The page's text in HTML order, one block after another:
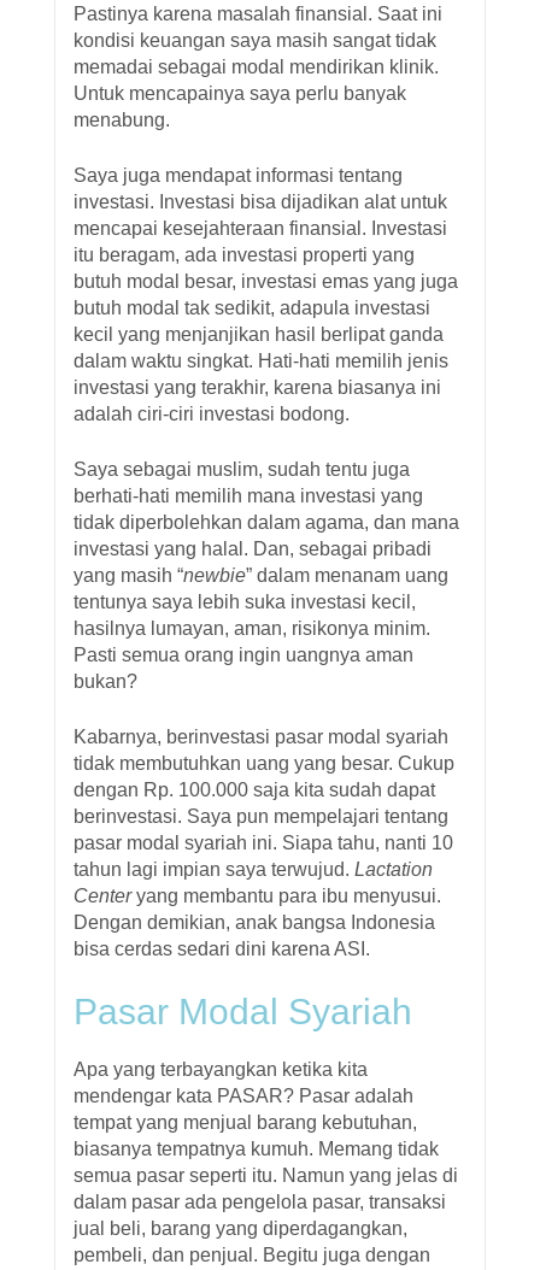
Pastinya karena masalah finansial. Saat ini
kondisi keuangan saya masih sangat tidak
memadai sebagai modal mendirikan klinik.
Untuk mencapainya saya perlu banyak
menabung.
Saya juga mendapat informasi tentang
investasi. Investasi bisa dijadikan alat untuk
mencapai kesejahteraan finansial. Investasi
itu beragam, ada investasi properti yang
butuh modal besar, investasi emas yang juga
butuh modal tak sedikit, adapula investasi
kecil yang menjanjikan hasil berlipat ganda
dalam waktu singkat. Hati-hati memilih jenis
investasi yang terakhir, karena biasanya ini
adalah ciri-ciri investasi bodong.
Saya sebagai muslim, sudah tentu juga
berhati-hati memilih mana investasi yang
tidak diperbolehkan dalam agama, dan mana
investasi yang halal. Dan, sebagai pribadi
yang masih “newbie” dalam menanam uang
tentunya saya lebih suka investasi kecil,
hasilnya lumayan, aman, risikonya minim.
Pasti semua orang ingin uangnya aman
bukan?
Kabarnya, berinvestasi pasar modal syariah
tidak membutuhkan uang yang besar. Cukup
dengan Rp. 100.000 saja kita sudah dapat
berinvestasi. Saya pun mempelajari tentang
pasar modal syariah ini. Siapa tahu, nanti 10
tahun lagi impian saya terwujud. Lactation
Centeryang membantu para ibu menyusui.
Dengan demikian, anak bangsa Indonesia
bisa cerdas sedari dini karena ASI.
Pasar Modal Syariah
Apa yang terbayangkan ketika kita
mendengar kata PASAR? Pasar adalah
tempat yang menjual barang kebutuhan,
biasanya tempatnya kumuh. Memang tidak
semua pasar seperti itu. Namun yang jelas di
dalam pasar ada pengelola pasar, transaksi
jual beli, barang yang diperdagangkan,
pembeli, dan penjual. Begitu juga dengan